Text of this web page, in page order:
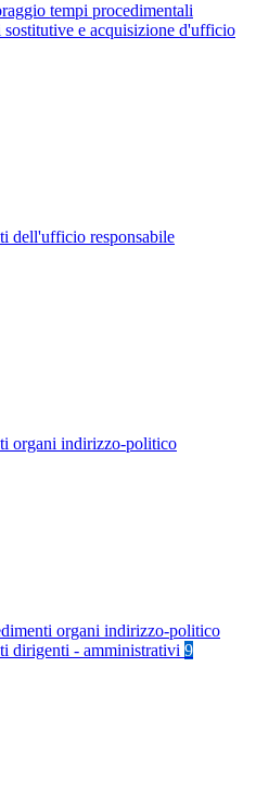
tempi procedimentali
e acquisizione d'ufficio
dell'ufficio responsabile
organi indirizzo-politico
organi indirizzo-politico
dirigenti - amministrativi 9